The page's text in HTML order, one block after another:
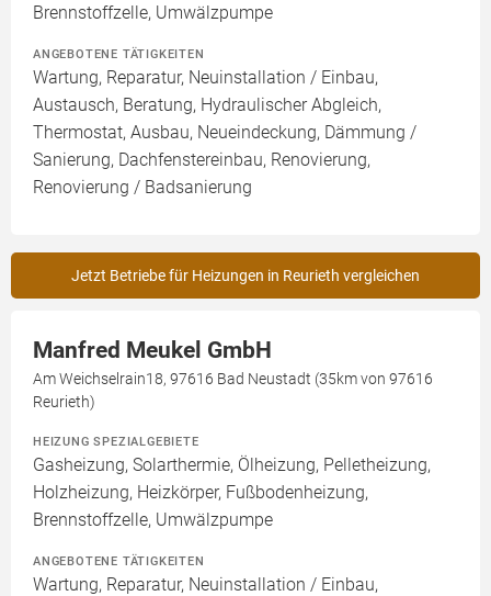
Brennstoffzelle, Umwälzpumpe
ANGEBOTENE TÄTIGKEITEN
Wartung, Reparatur, Neuinstallation / Einbau,
Austausch, Beratung, Hydraulischer Abgleich,
Thermostat, Ausbau, Neueindeckung, Dämmung /
Sanierung, Dachfenstereinbau, Renovierung,
Renovierung / Badsanierung
Jetzt Betriebe für Heizungen in Reurieth vergleichen
Manfred Meukel GmbH
Am Weichselrain18, 97616 Bad Neustadt (35km von 97616
Reurieth)
HEIZUNG SPEZIALGEBIETE
Gasheizung, Solarthermie, Ölheizung, Pelletheizung,
Holzheizung, Heizkörper, Fußbodenheizung,
Brennstoffzelle, Umwälzpumpe
ANGEBOTENE TÄTIGKEITEN
Wartung, Reparatur, Neuinstallation / Einbau,